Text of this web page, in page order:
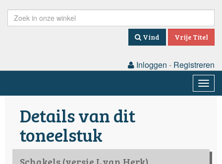
Vind Vrije Titel
Inloggen - Registreren
Details van dit
toneelstuk
Schakels (versie L.van Herk)